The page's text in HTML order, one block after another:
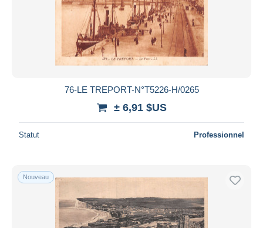
76-LE TREPORT-N°T5226-H/0265
± 6,91 $US
Statut Professionnel
Nouveau